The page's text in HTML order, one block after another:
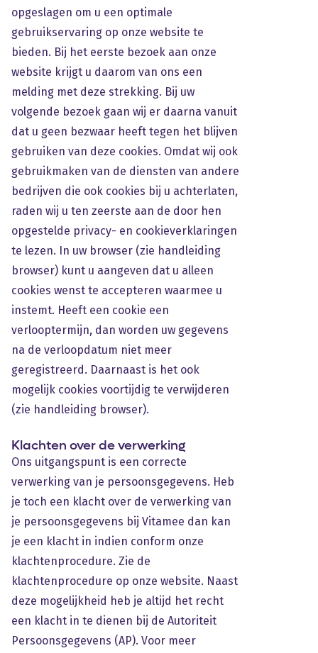
opgeslagen om u een optimale
gebruikservaring op onze website te
bieden. Bij het eerste bezoek aan onze
website krijgt u daarom van ons een
melding met deze strekking. Bij uw
volgende bezoek gaan wij er daarna vanuit
dat u geen bezwaar heeft tegen het blijven
gebruiken van deze cookies. Omdat wij ook
gebruikmaken van de diensten van andere
bedrijven die ook cookies bij u achterlaten,
raden wij u ten zeerste aan de door hen
opgestelde privacy- en cookieverklaringen
te lezen. In uw browser (zie handleiding
browser) kunt u aangeven dat u alleen
cookies wenst te accepteren waarmee u
instemt. Heeft een cookie een
verlooptermijn, dan worden uw gegevens
na de verloopdatum niet meer
geregistreerd. Daarnaast is het ook
mogelijk cookies voortijdig te verwijderen
(zie handleiding browser).
Klachten over de verwerking
Ons uitgangspunt is een correcte
verwerking van je persoonsgegevens. Heb
je toch een klacht over de verwerking van
je persoonsgegevens bij Vitamee dan kan
je een klacht in indien conform onze
klachtenprocedure. Zie de
klachtenprocedure op onze website. Naast
deze mogelijkheid heb je altijd het recht
een klacht in te dienen bij de Autoriteit
Persoonsgegevens (AP). Voor meer